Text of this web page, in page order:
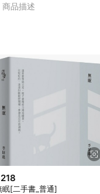
之商品：商品賣場中有標
商品描述
眠[二手書_普通]